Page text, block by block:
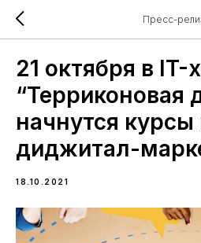
Пресс-
21 октября в IT-
“Терриконовая
начнутся курсы
диджитал-
18.10.2021